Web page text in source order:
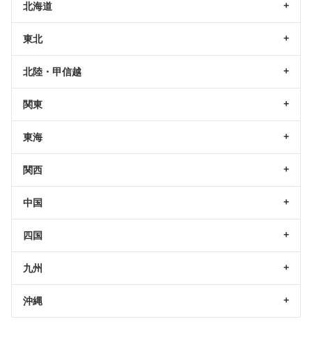
北海道
東北
北陸・甲信越
関東
東海
関西
中国
四国
九州
沖縄